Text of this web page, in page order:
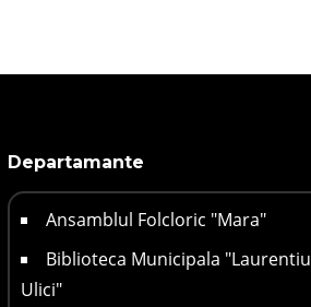
Departamante
Ansamblul Folcloric "Mara"
Biblioteca Municipala "Laurentiu
Ulici"